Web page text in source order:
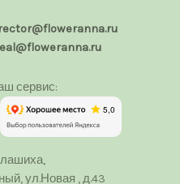
сервис:
ул.Новая , д.43